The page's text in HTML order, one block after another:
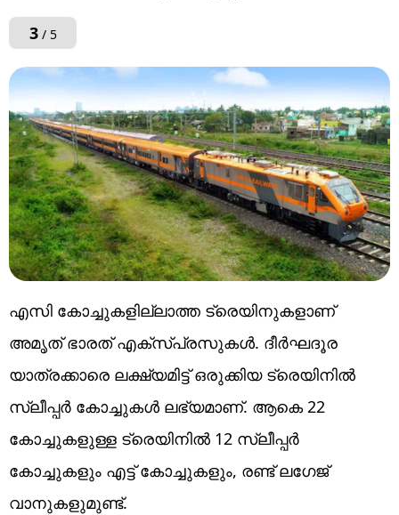
3/ 5
എസി കോച്ചുകളില്ലാത്ത ട്രെയിനുകളാണ്
അമൃത് ഭാരത് എക്‌സ്പ്രസുകള്‍. ദീര്‍ഘദൂര
യാത്രക്കാരെ ലക്ഷ്യമിട്ട് ഒരുക്കിയ ട്രെയിനില്‍
സ്ലീപ്പര്‍ കോച്ചുകള്‍ ലഭ്യമാണ്. ആകെ 22
കോച്ചുകളുള്ള ട്രെയിനില്‍ 12 സ്ലീപ്പര്‍
കോച്ചുകളും എട്ട് കോച്ചുകളും, രണ്ട് ലഗേജ്
വാനുകളുമുണ്ട്.